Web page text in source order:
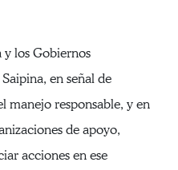
y los Gobiernos
en señal de
manejo responsable, y en
de apoyo,
acciones en ese